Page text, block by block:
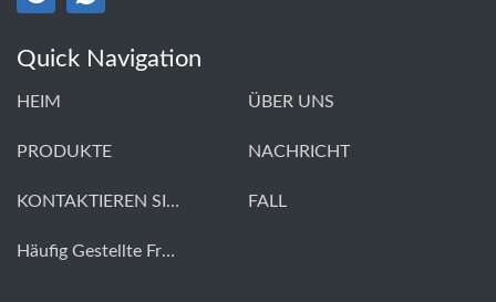
Quick Navigation
HEIM ÜBER UNS
PRODUKTE NACHRICHT
KONTAKTIEREN SIE UNS FALL
Häufig Gestellte Fragen